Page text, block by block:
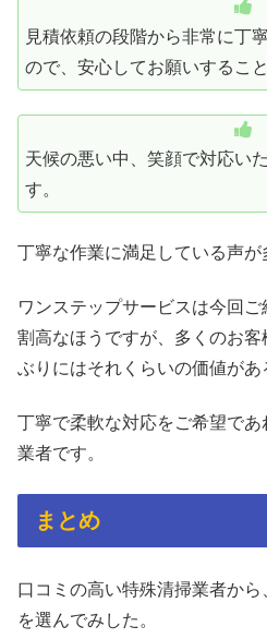
見積依頼の段階から非常に丁
ので、安心してお願いするこ
天候の悪い中、笑顔で対応い
す。
丁寧な作業に満足している声が
ワンステップサービスは今回
割高なほうですが、多くのお
ぶりにはそれくらいの価値があ
丁寧で柔軟な対応をご希望で
業者です。
まとめ
口コミの高い特殊清掃業者か
を選んでみした。